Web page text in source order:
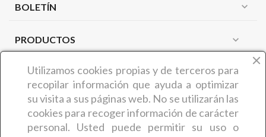
BOLETÍN expand_more
PRODUCTOS expand_more
NUESTRA EMPRESA expand_more
¿QUIÉNES SOMOS?
COMERCIAL CARMIN (Benedicta Camaron de Castro) es
Utilizamos cookies propias y de terceros para
recopilar información que ayuda a optimizar
su visita a sus páginas web. No se utilizarán las
cookies para recoger información de carácter
personal. Usted puede permitir su uso o